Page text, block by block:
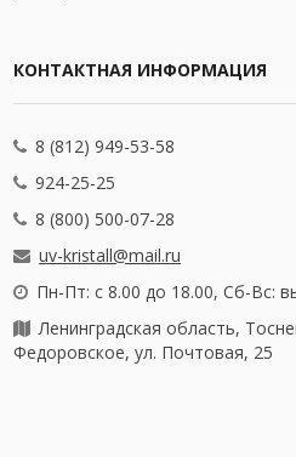
КОНТАКТНАЯ ИНФОРМАЦИЯ
8 (812) 949-53-58
924-25-25
8 (800) 500-07-28
uv-kristall@mail.ru
Пн-Пт: с 8.00 до 18.00, Сб-Вс:
Ленинградская область,
Федоровское, ул. Почтовая, 25